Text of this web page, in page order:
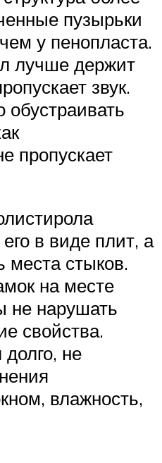
пузырьки
у пенопласта.
лучше держит
звук.
обустраивать
пропускает
в виде плит, а
места стыков.
на месте
не нарушать
свойства.
не
влажность,